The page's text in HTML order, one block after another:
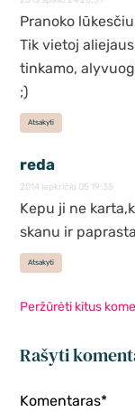
Pranoko
Tik vietoj
tinkamo,
;)
Atsakyti
reda
2014 lapkričio 05 19:35
Kepu ji ne
skanu ir paprasta
Atsakyti
Peržūrėti kitus
Rašyti
Komentaras*